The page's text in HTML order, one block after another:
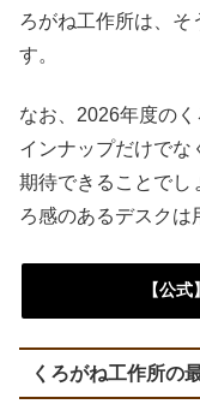
ろがね工作所は、そ
す。
なお、2026年度の
インナップだけでな
期待できることでし
ろ感のあるデスクは
【公
くろがね工作所の